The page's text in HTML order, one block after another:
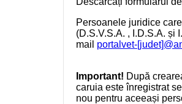
Persoanele juridice
(D.S.V.S.A. , I.D.S.A. și
mail portalvet-
Important! După
caruia este înregistrat
nou pentru aceeași